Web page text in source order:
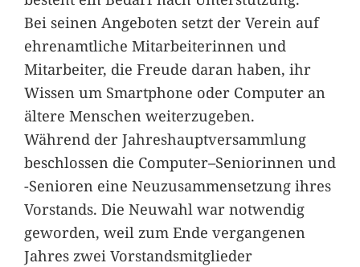
Bei seinen Angeboten setzt der Verein auf
ehrenamtliche Mitarbeiterinnen und
Mitarbeiter, die Freude daran haben, ihr
Wissen um Smartphone oder Computer an
ältere Menschen weiterzugeben.
Während der Jahreshauptversammlung
beschlossen die Computer–Seniorinnen und
-Senioren eine Neuzusammensetzung ihres
Vorstands. Die Neuwahl war notwendig
geworden, weil zum Ende vergangenen
Jahres zwei Vorstandsmitglieder